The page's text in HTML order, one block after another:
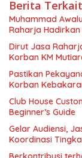
Berita Terkait
Muhammad
Raharja
Dirut Jasa
Korban KM
Pastikan
Korban
Club House
Beginner’s Guide
Gelar Audiensi,
Koordinasi